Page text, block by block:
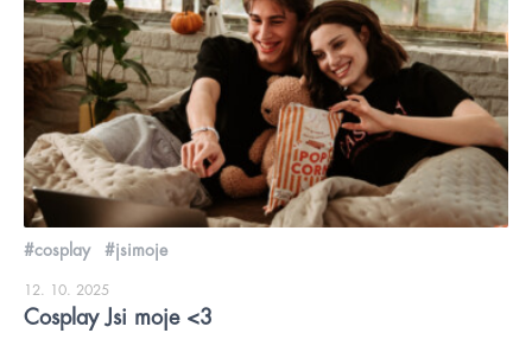
#cosplay #jsimoje
12. 10. 2025
Cosplay Jsi moje <3